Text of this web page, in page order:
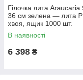
Гілочка лита Araucaria
36 см зелена — лита
хвоя, ящик 1000 шт.
В наявності
6 398 ₴